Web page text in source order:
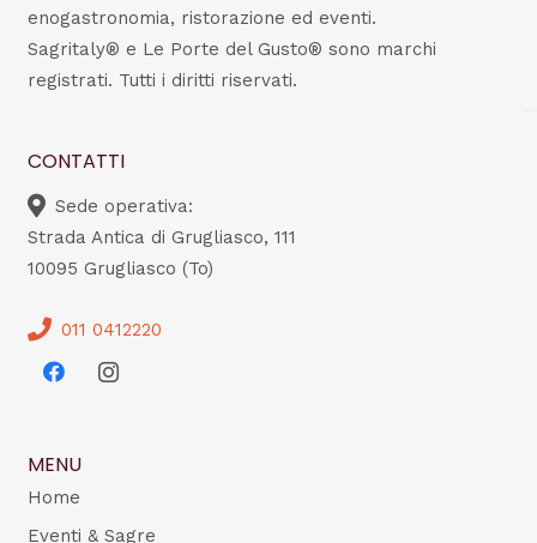
enogastronomia, ristorazione ed eventi.
Sagritaly® e Le Porte del Gusto® sono marchi
registrati. Tutti i diritti riservati.
CONTATTI
Sede operativa:
Strada Antica di Grugliasco, 111
10095 Grugliasco (To)
011 0412220
MENU
Home
Eventi & Sagre